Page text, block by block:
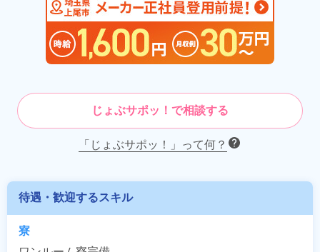
じょぶサポッ！で相談する
「じょぶサポッ！」って何？
待遇・歓迎するスキル
寮